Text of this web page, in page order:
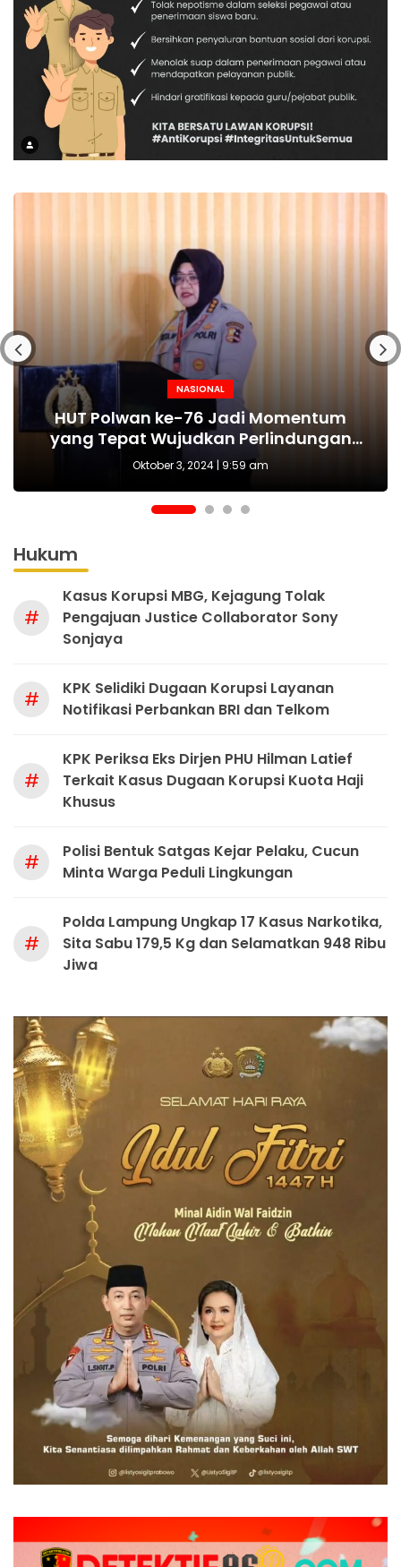
NASIONAL
HUT Polwan ke-76 Jadi Momentum
yang Tepat Wujudkan Perlindungan
Perempuan dan Anak
Oktober 3, 2024 | 9:59 am
NASIONAL
MAKI Sebut Seleksi Capim KPK Tidak Sah
Sejak Awal, Harusnya Dilakukan Era
Prabowo
NASIONAL
Polda Metro Jaya Kembali Tangkap 1
Tersangka Kasus Pembubaran Paksa
Diskusi di Kemang
BERITA
Kejari tetapkan Kades Sejahtera Sigi
tersangka korupsi ADD
Hukum
#
Kasus Korupsi MBG, Kejagung Tolak
Pengajuan Justice Collaborator Sony
Sonjaya
#
KPK Selidiki Dugaan Korupsi Layanan
Notifikasi Perbankan BRI dan Telkom
#
KPK Periksa Eks Dirjen PHU Hilman Latief
Terkait Kasus Dugaan Korupsi Kuota Haji
Khusus
#
Polisi Bentuk Satgas Kejar Pelaku, Cucun
Minta Warga Peduli Lingkungan
#
Polda Lampung Ungkap 17 Kasus Narkotika,
Sita Sabu 179,5 Kg dan Selamatkan 948 Ribu
Jiwa